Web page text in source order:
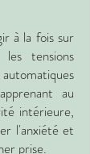
à la fois sur
les tensions
au
intérieure,
l'anxiété et
prise.